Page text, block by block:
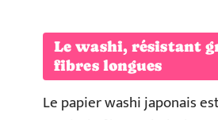
Le washi, résistant
fibres longues
Le papier washi japonais